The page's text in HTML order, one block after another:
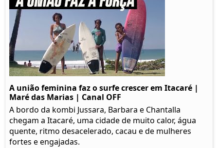
A união feminina faz o surfe crescer em Itacaré |
Maré das Marias | Canal OFF
A bordo da kombi Jussara, Barbara e Chantalla
chegam a Itacaré, uma cidade de muito calor, água
quente, ritmo desacelerado, cacau e de mulheres
fortes e engajadas.